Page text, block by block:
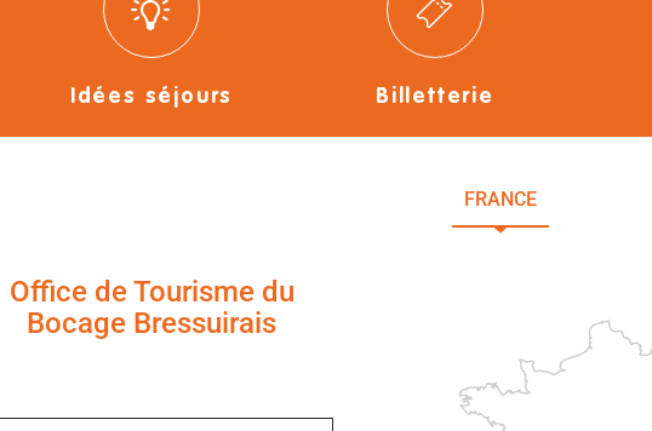
Idées séjours Billetterie
Office de Tourisme du
Bocage Bressuirais
FRANCE